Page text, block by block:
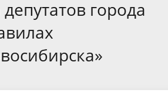
Порядок обжалования нормативных
правовых документов и иных
решений
Сведения об использовании Советом
выделяемых бюджетных средств
города